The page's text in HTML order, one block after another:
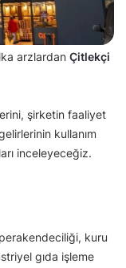
arzlardan Çitlekçi
şirketin faaliyet
kullanım
inceleyeceğiz.
kuru
gıda işleme